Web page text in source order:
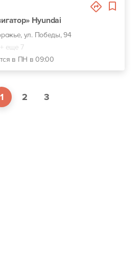
Hyundai
ул. Победы, 94
+ еще 7
в ПН в 09:00
1 2 3